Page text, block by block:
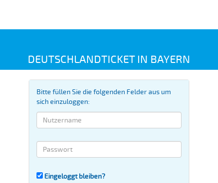
DEUTSCHLANDTICKET IN BAYERN
Bitte füllen Sie die folgenden Felder aus um
sich einzuloggen:
Eingeloggt bleiben?